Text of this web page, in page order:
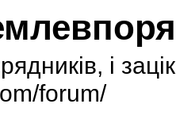
і
forum/